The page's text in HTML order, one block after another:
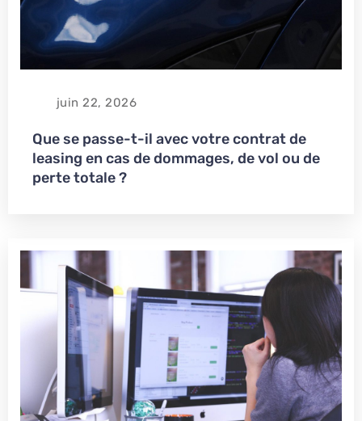
juin 22, 2026
Que se passe-t-il avec votre contrat de
leasing en cas de dommages, de vol ou de
perte totale ?